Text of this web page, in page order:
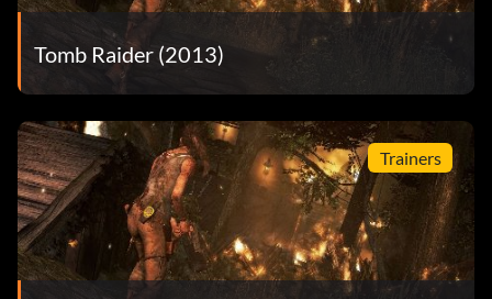
Tomb Raider (2013)
Trainers